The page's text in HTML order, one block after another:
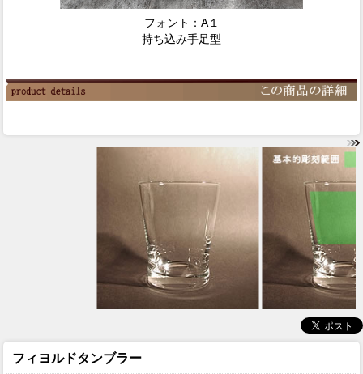
フォント：A１
持ち込み手足型
フィヨルドタンブラー